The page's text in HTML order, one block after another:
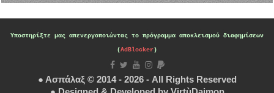
Υποστηρίξτε μας απενεργοποιώντας το πρόγραμμα αποκλεισμού διαφημίσεων
(AdBlocker)
● Ασπάλαξ © 2014 - 2026 - All Rights Reserved